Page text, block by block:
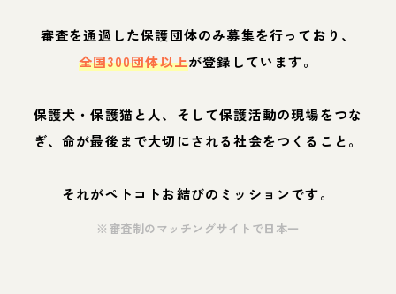
審査を通過した保護団体のみ募集を行っており、
全国300団体以上が登録しています。
保護犬・保護猫と人、そして保護活動の現場をつな
ぎ、命が最後まで大切にされる社会をつくること。
それがペトコトお結びのミッションです。
※審査制のマッチングサイトで日本一